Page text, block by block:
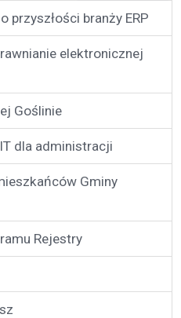
przyszłości branży ERP
elektronicznej
Goślinie
dla administracji
Gminy
Rejestry